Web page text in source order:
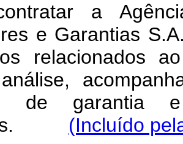
a
e Garantias
relacionados
de garantia
(Incluído